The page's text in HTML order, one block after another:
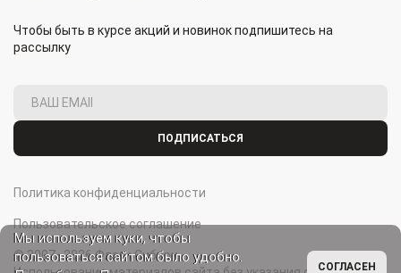
Чтобы быть в курсе акций и новинок подпишитесь на
рассылку
ПОДПИСАТЬСЯ
© 2007–2026 Флаги Сибири.
Политика конфиденциальности
Пользовательское соглашение
Мы используем куки, чтобы
пользоваться сайтом было удобно.
СОГЛАСЕН